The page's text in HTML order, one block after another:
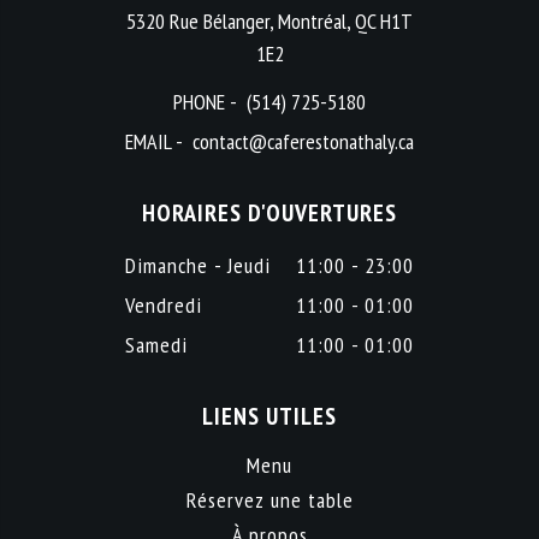
5320 Rue Bélanger, Montréal, QC H1T
1E2
PHONE - (514) 725-5180
EMAIL - contact@caferestonathaly.ca
HORAIRES D'OUVERTURES
Dimanche - Jeudi
11:00 - 23:00
Vendredi
11:00 - 01:00
Samedi
11:00 - 01:00
LIENS UTILES
Menu
Réservez une table